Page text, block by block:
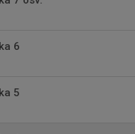
6
5